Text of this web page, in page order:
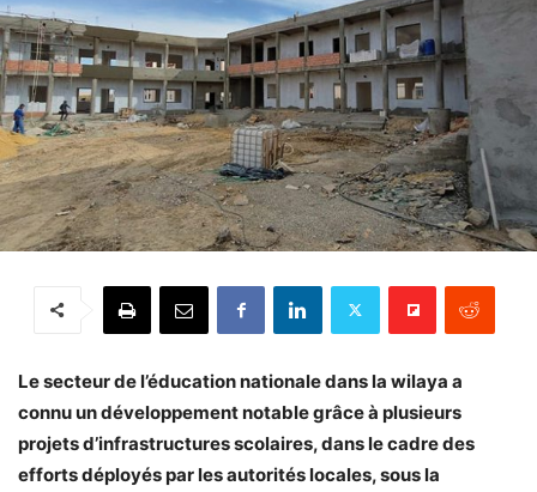
Le secteur de l’éducation nationale dans la wilaya a
connu un développement notable grâce à plusieurs
projets d’infrastructures scolaires, dans le cadre des
efforts déployés par les autorités locales, sous la